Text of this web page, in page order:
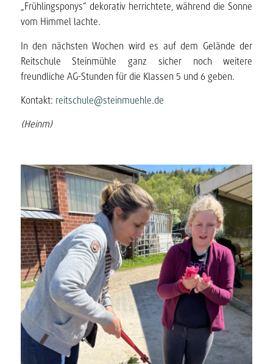
„Frühlingsponys“ dekorativ herrichtete, während die Sonne
vom Himmel lachte.
In den nächsten Wochen wird es auf dem Gelände der
Reitschule Steinmühle ganz sicher noch weitere
freundliche AG-Stunden für die Klassen 5 und 6 geben.
Kontakt: reitschule@steinmuehle.de
(Heinm)